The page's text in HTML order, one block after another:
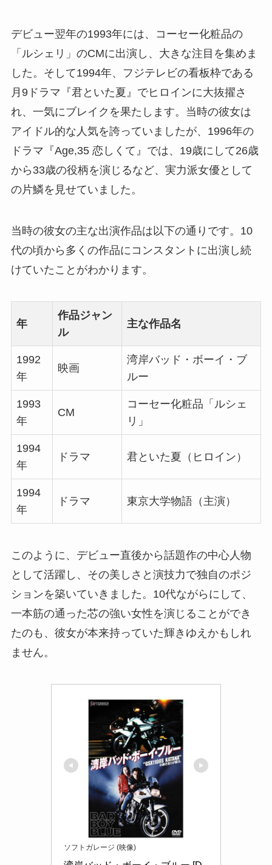
デビュー翌年の1993年には、コーセー化粧品の
「ルシェリ」のCMに出演し、大きな注目を集めま
した。そして1994年、フジテレビの看板枠である
月9ドラマ『君といた夏』でヒロインに大抜擢さ
れ、一気にブレイクを果たします。当時の彼女は
アイドル的な人気を誇っていましたが、1996年の
ドラマ『Age,35 恋しくて』では、19歳にして26歳
から33歳の役柄を演じるなど、実力派女優として
の片鱗を見せていました。
当時の彼女の主な出演作品は以下の通りです。10
代の頃から多くの作品にコンスタントに出演し続
けていたことがわかります。
年
作品ジャン
ル
主な作品名
1992
年
映画
湾岸バッド・ボーイ・ブ
ルー
1993
年
CM
コーセー化粧品「ルシェ
リ」
1994
年
ドラマ 君といた夏（ヒロイン）
1994
年
ドラマ 東京大学物語（主演）
このように、デビュー直後から話題作の中心人物
として活躍し、その美しさと演技力で独自のポジ
ションを築いていきました。10代ながらにして、
一本筋の通った芯の強い女性を演じることができ
たのも、彼女が本来持っていた輝きゆえかもしれ
ません。
ソフトガレージ (映像)